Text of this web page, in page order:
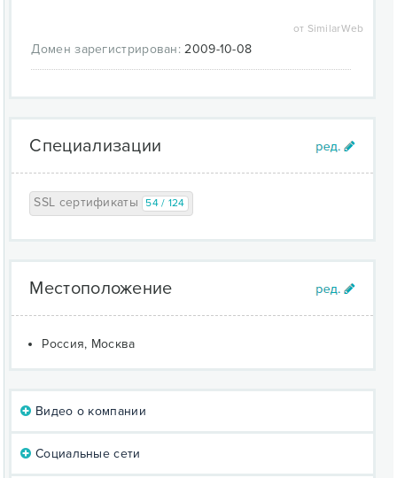
от SimilarWeb
Домен зарегистрирован: 2009-10-08
Специализации
SSL сертификаты 54 / 124
Местоположение
Россия, Москва
Видео о компании
Социальные сети